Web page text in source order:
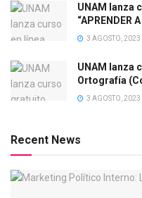
UNAM lanza
“APRENDER
3 AGOSTO, 2023
UNAM lanza
Ortografía
3 AGOSTO, 2023
Recent News